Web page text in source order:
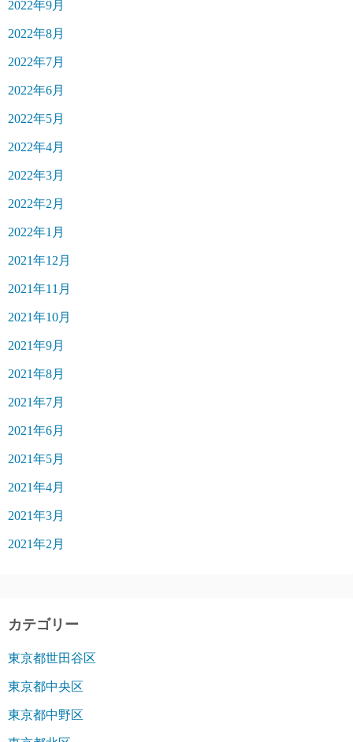
2022年9月
2022年8月
2022年7月
2022年6月
2022年5月
2022年4月
2022年3月
2022年2月
2022年1月
2021年12月
2021年11月
2021年10月
2021年9月
2021年8月
2021年7月
2021年6月
2021年5月
2021年4月
2021年3月
2021年2月
カテゴリー
東京都世田谷区
東京都中央区
東京都中野区